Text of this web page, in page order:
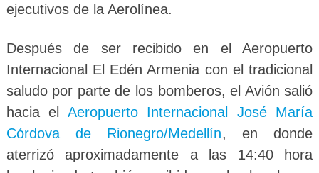
ejecutivos de la Aerolínea.
Después de ser recibido en el Aeropuerto
Internacional El Edén Armenia con el tradicional
saludo por parte de los bomberos, el Avión salió
hacia el Aeropuerto Internacional José María
Córdova de Rionegro/Medellín, en donde
aterrizó aproximadamente a las 14:40 hora